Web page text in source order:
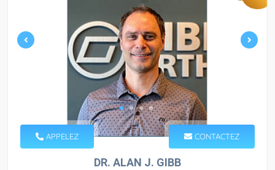
APPELEZ CONTACTEZ
DR. ALAN J. GIBB